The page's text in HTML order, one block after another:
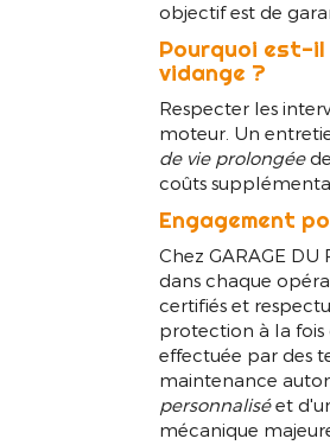
objectif est de
Pourquoi est-
vidange ?
Respecter les
moteur. Un
de vie prolongée
coûts
Engagement
Chez GARAGE
dans chaque
certifiés et
protection à la fois
effectuée par des
maintenance
personnaliséet
mécanique